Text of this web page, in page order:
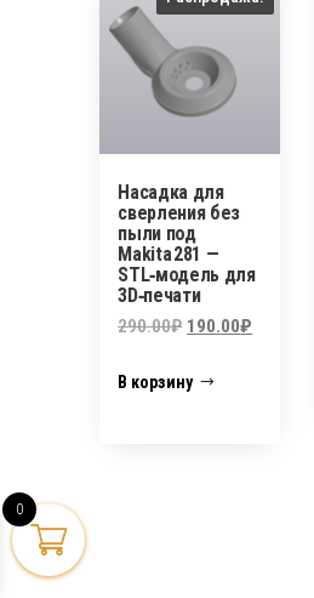
Насадка для
сверления без
пыли под
Makita 281 —
STL‑модель для
3D‑печати
290.00₽ Первоначальная
составляла
190.00₽
В корзину
0